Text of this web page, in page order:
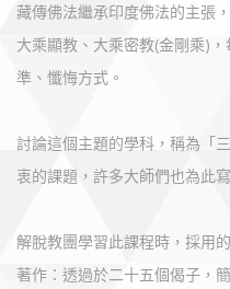
藏傳佛法繼承印度佛法的主張
大乘顯教、大乘密教(金剛乘)
準、懺悔方式。
討論這個主題的學科，稱為「
衷的課題，許多大師們也為此
解脫教團學習此課程時，採用
著作：透過於二十五個偈子，